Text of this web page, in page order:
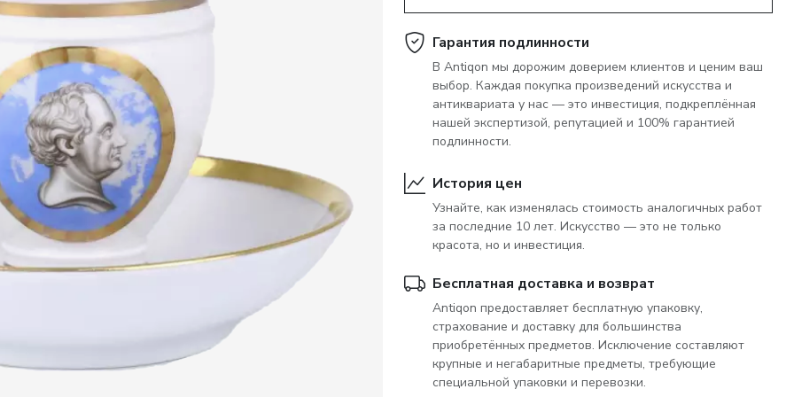
June 5, 2027 12:00
искусство» 5 июня 2027 года
медиацентр художники и мастера Гарантия подлинности
В Antiqon мы дорожим доверием клиентов и ценим ваш
выбор. Каждая покупка произведений искусства и
антиквариата у нас — это инвестиция, подкреплённая
нашей экспертизой, репутацией и 100% гарантией
подлинности.
История цен
Узнайте, как изменялась стоимость аналогичных работ
за последние 10 лет. Искусство — это не только
красота, но и инвестиция.
Бесплатная доставка и возврат
Antiqon предоставляет бесплатную упаковку,
страхование и доставку для большинства
приобретённых предметов. Исключение составляют
крупные и негабаритные предметы, требующие
специальной упаковки и перевозки.